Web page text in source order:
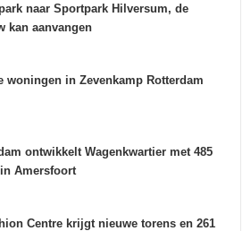
naar Sportpark Hilversum, de
kan aanvangen
woningen in Zevenkamp Rotterdam
ontwikkelt Wagenkwartier met 485
Amersfoort
Centre krijgt nieuwe torens en 261